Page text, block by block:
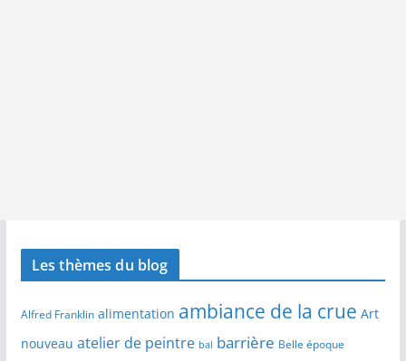
Les thèmes du blog
Alfred Franklin alimentation ambiance de la crue Art
nouveau atelier de peintre bal barrière Belle époque